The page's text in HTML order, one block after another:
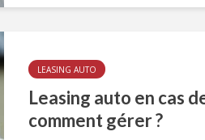
LEASING AUTO
Leasing auto en cas
comment gérer ?